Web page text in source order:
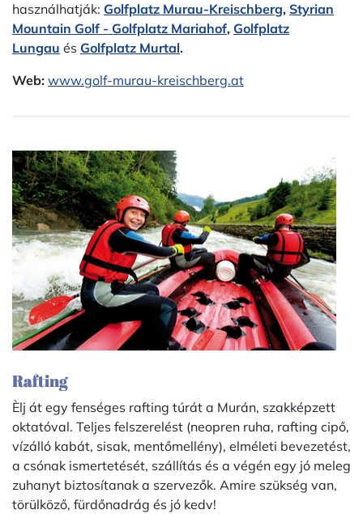
használhatják: Golfplatz Murau-Kreischberg, Styrian
Mountain Golf - Golfplatz Mariahof, Golfplatz
Lungau és Golfplatz Murtal.
Web: www.golf-murau-kreischberg.at
Rafting
Èlj át egy fenséges rafting túrát a Murán, szakképzett
oktatóval. Teljes felszerelést (neopren ruha, rafting cipő,
vízálló kabát, sisak, mentőmellény), elméleti bevezetést,
a csónak ismertetését, szállítás és a végén egy jó meleg
zuhanyt biztosítanak a szervezők. Amire szükség van,
törülköző, fürdőnadrág és jó kedv!